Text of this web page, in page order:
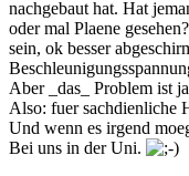
nachgebaut hat. Hat
oder mal Plaene
sein, ok besser
Aber _das_ Problem ist
Also: fuer sachdienliche
Und wenn es irgend
Bei uns in der Uni.